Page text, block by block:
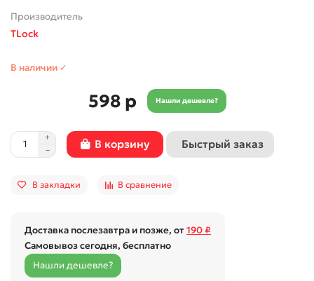
Производитель
TLock
В наличии ✓
598 р Нашли дешевле?
В корзину Быстрый заказ
В закладки В сравнение
Доставка послезавтра и позже, от190 ₽
Самовывоз сегодня, бесплатно
Нашли дешевле?